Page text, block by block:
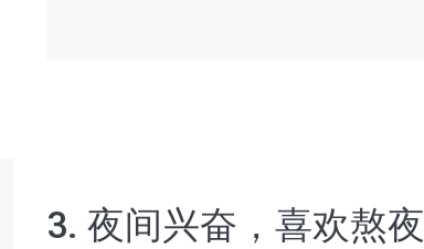
3. 夜间兴奋，喜欢熬夜